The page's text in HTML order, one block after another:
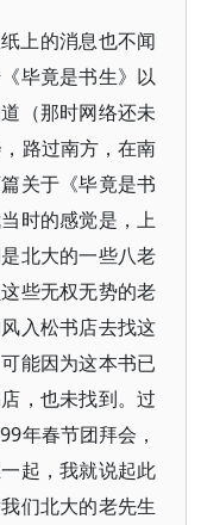
上的消息也不闻
毕竟是书生》以
（那时网络还未
路过南方，在南
关于《毕竟是书
时的感觉是，上
北大的一些八老
些无权无势的老
入松书店去找这
能因为这本书已
，也未找到。过
年春节团拜会，
起，我就说起此
们北大的老先生